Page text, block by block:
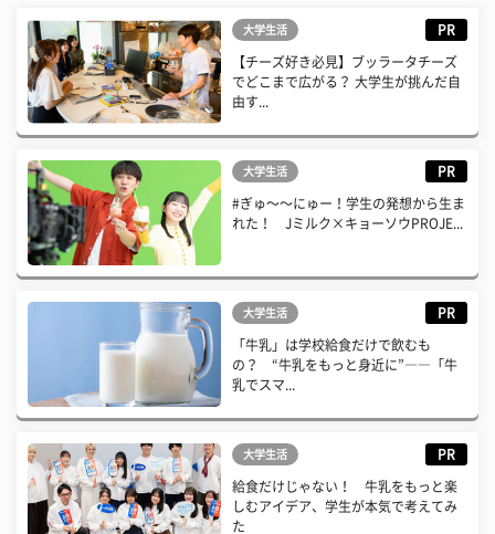
大学生活 PR
【チーズ好き必見】ブッラータチーズ
でどこまで広がる？ 大学生が挑んだ自
由す...
大学生活 PR
#ぎゅ〜〜にゅー！学生の発想から生ま
れた！ Jミルク×キョーソウPROJE...
大学生活 PR
「牛乳」は学校給食だけで飲むも
の？ “牛乳をもっと身近に”――「牛
乳でスマ...
大学生活 PR
給食だけじゃない！ 牛乳をもっと楽
しむアイデア、学生が本気で考えてみ
た